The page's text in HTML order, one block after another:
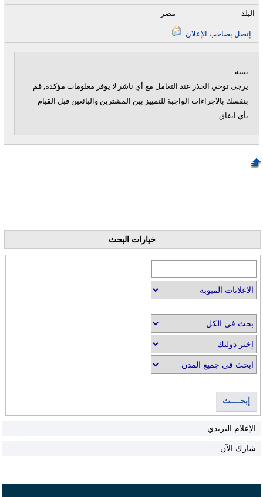
مصر البلد
تنبيه :
يرجى توخي الحذر عند التعامل مع أي ناشر لا يوفر معلومات مؤكدة, قم
بنفسك بالاجراءات الواجبة للتمييز بين المشترين والبائعين قبل القيام
بأي اتفاق.
خيارات البحث
إبحــــث
الإعلام البريدي
شارك الآن